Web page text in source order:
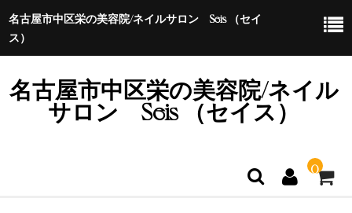
名古屋市中区栄の美容院/ネイルサロン Seis （セイ
ス）
名古屋市中区栄の美容院/ネイル
サロン Seis （セイス）
0